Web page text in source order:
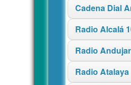
Cadena Dial
Radio Alcalá
Radio
Radio Atalaya